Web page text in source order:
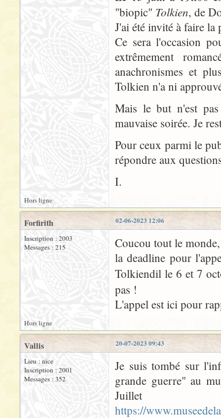
"biopic" Tolkien, de
J'ai été invité à faire
Ce sera l'occasion
extrêmement
anachronismes et
Tolkien n'a ni
Mais le but n'est
mauvaise soirée. Je
Pour ceux parmi le
répondre aux
I.
Hors ligne
02-06-2023 12:06
Forfirith
Inscription : 2003
Messages : 215
Coucou tout le monde,
la deadline pour
Tolkiendil le 6 et 7
pas !
L'appel est ici pour
Hors ligne
20-07-2023 09:43
Vallis
Lieu : nice
Inscription : 2001
Messages : 352
Je suis tombé sur
grande guerre" au
Juillet
https://